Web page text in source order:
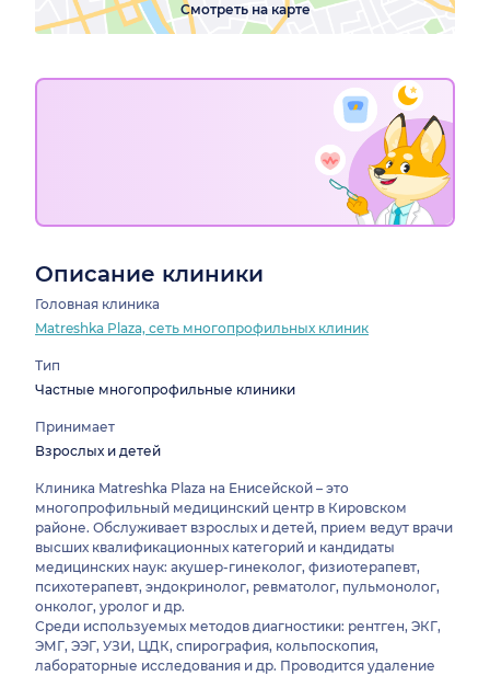
Смотреть на карте
Описание клиники
Головная клиника
Matreshka Plaza, сеть многопрофильных клиник
Тип
Частные многопрофильные клиники
Принимает
Взрослых и детей
Клиника Matreshka Plaza на Енисейской – это
многопрофильный медицинский центр в Кировском
районе. Обслуживает взрослых и детей, прием ведут врачи
высших квалификационных категорий и кандидаты
медицинских наук: акушер-гинеколог, физиотерапевт,
психотерапевт, эндокринолог, ревматолог, пульмонолог,
онколог, уролог и др.
Среди используемых методов диагностики: рентген, ЭКГ,
ЭМГ, ЭЭГ, УЗИ, ЦДК, спирография, кольпоскопия,
лабораторные исследования и др. Проводится удаление